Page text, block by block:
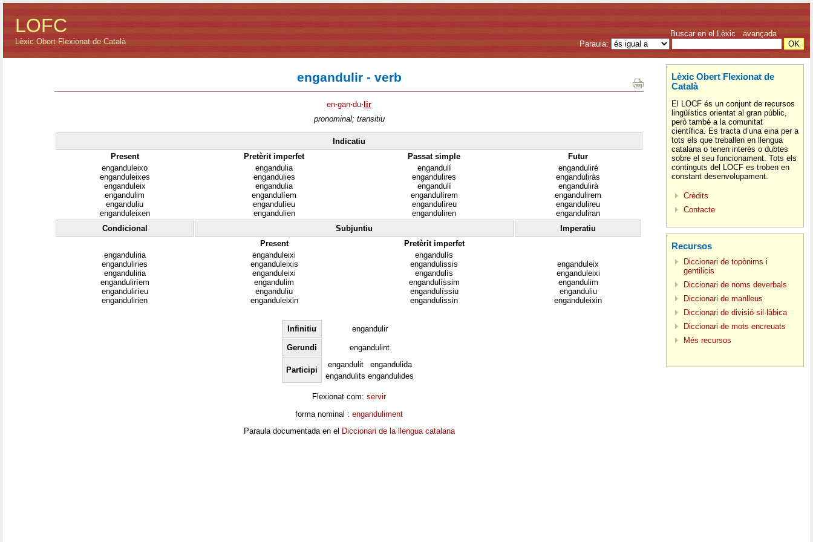
LOFC
Lèxic Obert Flexionat de Català
Buscar en el Lèxic avançada
Paraula:
engandulir - verb
en·gan·du· lir
pronominal; transitiu
Indicatiu
Present
Pretèrit imperfet Passat simple
Futur
enganduleixo
enganduleixes
enganduleix
engandulim
enganduliu
enganduleixen
engandulia
engandulies
engandulia
engandulíem
engandulíeu
engandulien
engandulí
engandulires
engandulí
engandulírem
engandulíreu
enganduliren
enganduliré
enganduliràs
engandulirà
engandulirem
engandulireu
enganduliran
Condicional
Subjuntiu
Imperatiu
Present
Pretèrit imperfet
enganduliria
enganduliries
enganduliria
enganduliríem
enganduliríeu
engandulirien
enganduleixi
enganduleixis
enganduleixi
engandulim
enganduliu
enganduleixin
engandulís
engandulissis
engandulís
engandulíssim
engandulíssiu
engandulissin
enganduleix
enganduleixi
engandulim
enganduliu
enganduleixin
Infinitiu engandulir
Gerundi engandulint
Participi
engandulit
engandulida
engandulits engandulides
Flexionat com: servir
forma nominal : enganduliment
Paraula documentada en el Diccionari de la llengua catalana
Lèxic Obert Flexionat de
Català
El LOCF és un conjunt de recursos
lingüístics orientat al gran públic,
però també a la comunitat
científica. Es tracta d’una eina per a
tots els que treballen en llengua
catalana o tenen interès o dubtes
sobre el seu funcionament. Tots els
continguts del LOCF es troben en
constant desenvolupament.
Crèdits
Contacte
Recursos
Diccionari de topònims i
gentilicis
Diccionari de noms deverbals
Diccionari de manlleus
Diccionari de divisió sil·làbica
Diccionari de mots encreuats
Més recursos